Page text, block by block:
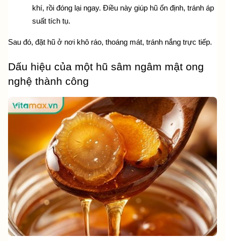
khí, rồi đóng lại ngay. Điều này giúp hũ ổn định, tránh áp
suất tích tụ.
Sau đó, đặt hũ ở nơi khô ráo, thoáng mát, tránh nắng trực tiếp.
Dấu hiệu của một hũ sâm ngâm mật ong
nghệ thành công